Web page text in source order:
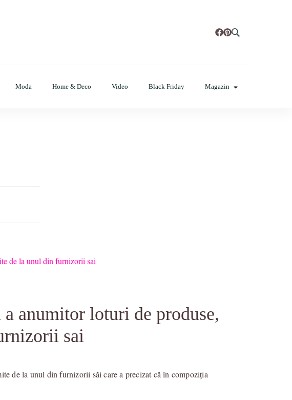
Moda Home & Deco Video Black Friday Magazin
anumitor loturi de produse,
sai
de la unul din furnizorii săi care a precizat că în compoziția